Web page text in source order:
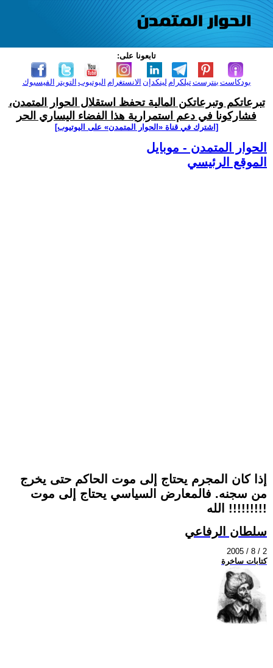
تابعونا على:
الفيسبوك التويتر اليوتيوب الانستغرام لينكدإن تيلكرامبنترست بودكاست
تبرعاتكم وتبرعاتكن المالية تحفظ استقلال الحوار المتمدن،
فشاركونا في دعم استمرارية هذا الفضاء اليساري الحر
[اشترك في قناة ‫«الحوار المتمدن» على اليوتيوب]
الحوار المتمدن - موبايل
الموقع الرئيسي
إذا كان المجرم يحتاج إلى موت الحاكم حتى يخرج
من سجنه. فالمعارض السياسي يحتاج إلى موت
الله !!!!!!!!!
سلطان الرفاعي
2005 / 8 / 2
كتابات ساخرة